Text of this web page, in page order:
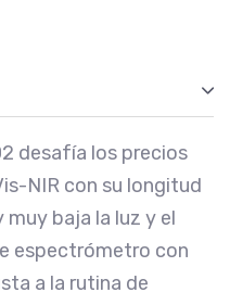
desafía los precios
NIR con su longitud
muy baja la luz y el
espectrómetro con
a la rutina de